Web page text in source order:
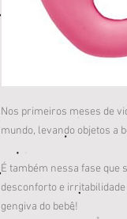
Nos primeiros meses de
mundo, levando objetos a
É também nessa fase que
desconforto e
gengiva do bebê!